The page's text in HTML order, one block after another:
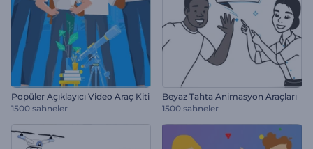
Popüler Açıklayıcı Video Araç Kiti
1500 sahneler
Beyaz Tahta Animasyon Araçları
1500 sahneler